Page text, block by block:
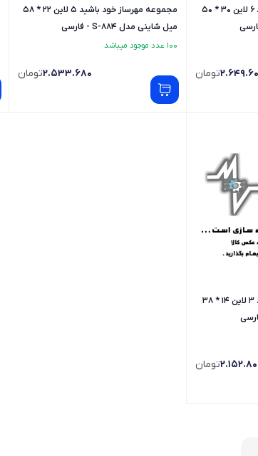
مجموعه مهرساز خود باشید 6 لاین 30 * 50
تومان
مجموعه مهرساز خود باشید 5 لاین 22 * 58
میل شاینی مدل S-884 - فارسی
100 عدد موجود میباشد
2.533.680تومان
مجموعه مهرساز خود باشید 3 لاین 14 * 38
تومان